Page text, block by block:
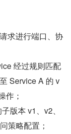
求进行端口、协
经过规则匹配
Service A 的 v
作；
版本 v1、v2、
策略配置；